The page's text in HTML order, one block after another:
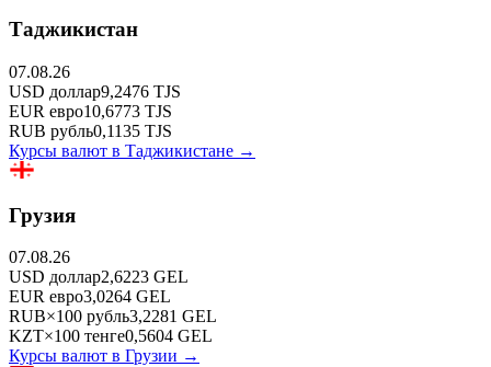
Таджикистан
07.08.26
USD доллар9,2476 TJS
EUR евро10,6773 TJS
RUB рубль0,1135 TJS
Курсы валют в Таджикистане →
Грузия
07.08.26
USD доллар2,6223 GEL
EUR евро3,0264 GEL
RUB×100 рубль3,2281 GEL
KZT×100 тенге0,5604 GEL
Курсы валют в Грузии →